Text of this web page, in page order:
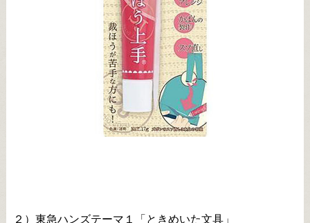
２）東急ハンズテーマ１「ときめいた文具」